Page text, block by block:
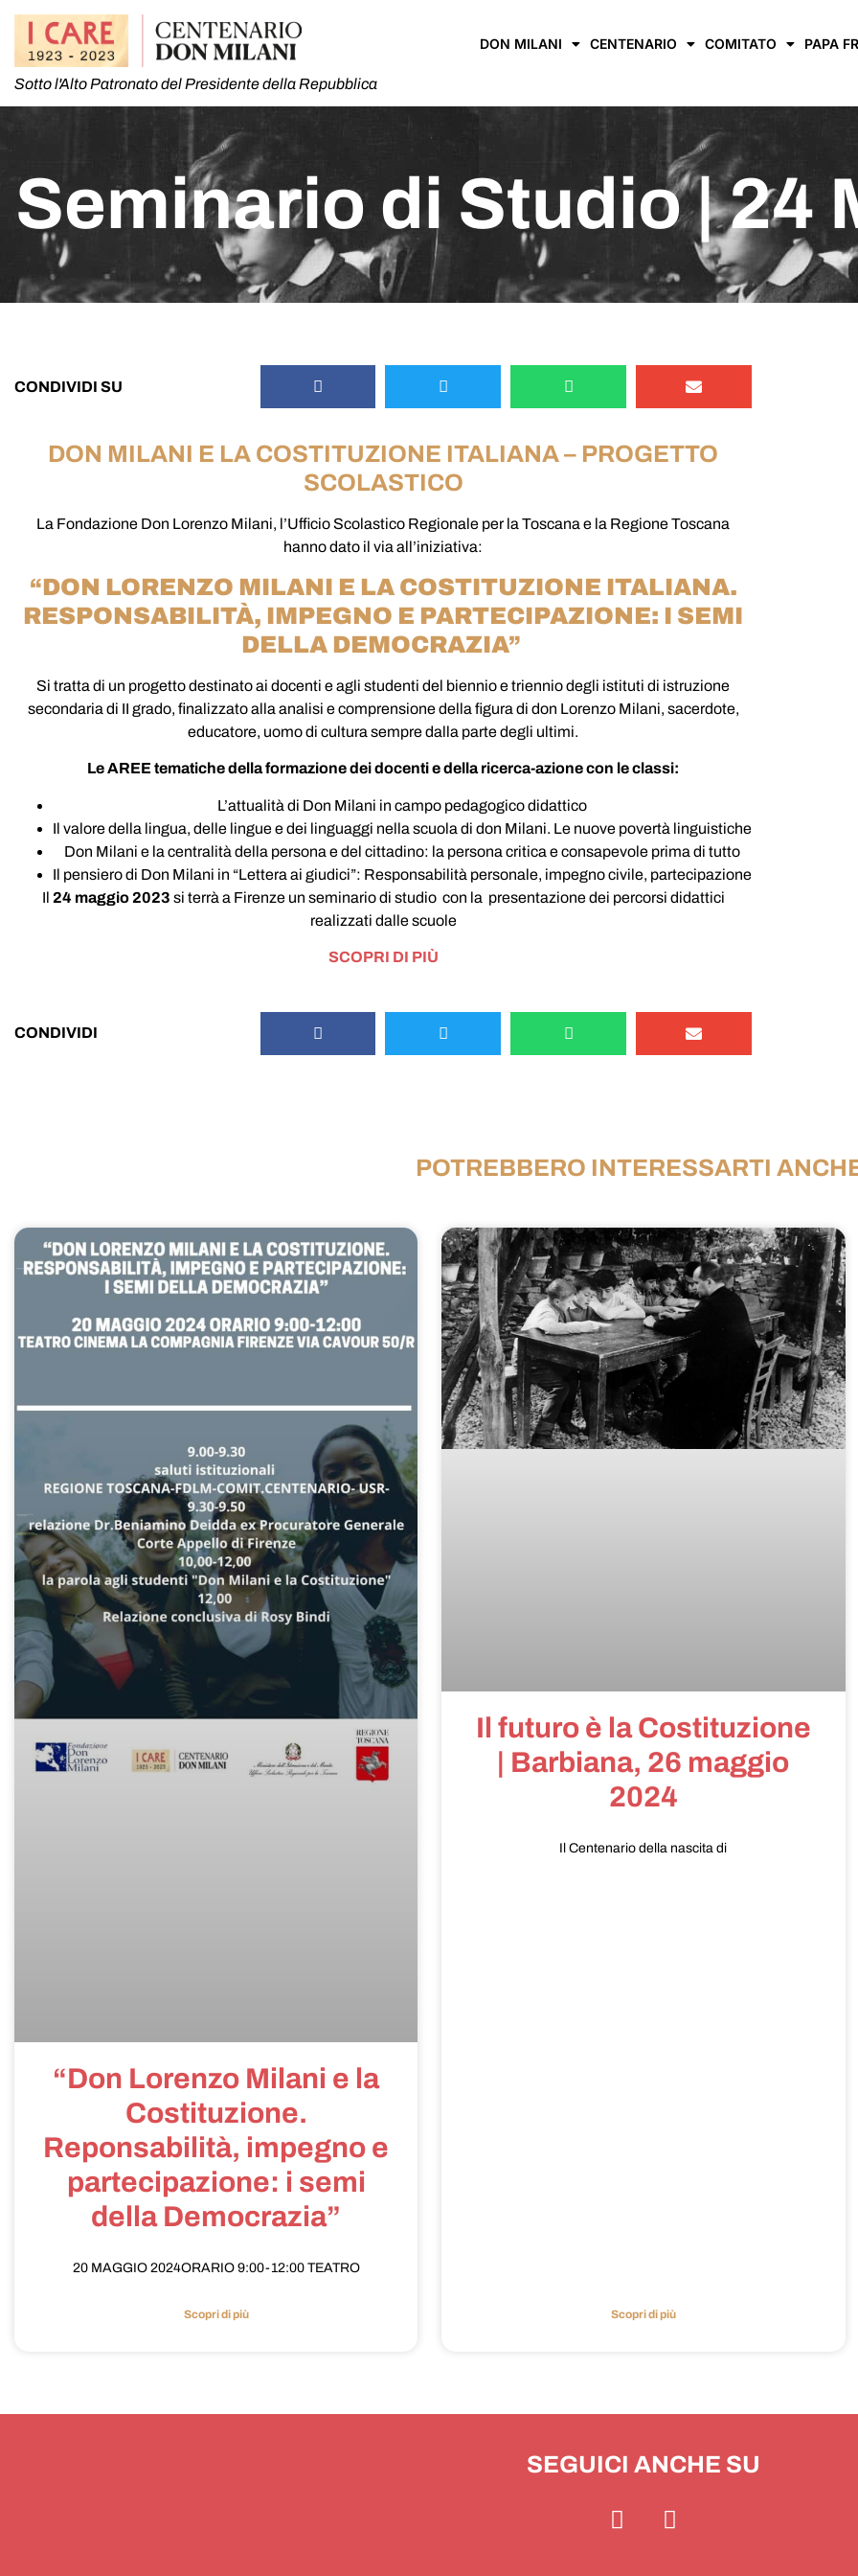
Sotto l'Alto Patronato del Presidente della Repubblica
DON MILANI CENTENARIO COMITATO PAPA
Seminario di Studio | 24
CONDIVIDI SU
DON MILANI E LA COSTITUZIONE ITALIANA – PROGETTO
SCOLASTICO
La Fondazione Don Lorenzo Milani, l’Ufficio Scolastico Regionale per la Toscana e la Regione Toscana
hanno dato il via all’iniziativa:
“DON LORENZO MILANI E LA COSTITUZIONE ITALIANA.
RESPONSABILITÀ, IMPEGNO E PARTECIPAZIONE: I SEMI
DELLA DEMOCRAZIA”
Si tratta di un progetto destinato ai docenti e agli studenti del biennio e triennio degli istituti di istruzione
secondaria di II grado, finalizzato alla analisi e comprensione della figura di don Lorenzo Milani, sacerdote,
educatore, uomo di cultura sempre dalla parte degli ultimi.
Le AREE tematiche della formazione dei docenti e della ricerca-azione con le classi:
L’attualità di Don Milani in campo pedagogico didattico
Il valore della lingua, delle lingue e dei linguaggi nella scuola di don Milani. Le nuove povertà linguistiche
Don Milani e la centralità della persona e del cittadino: la persona critica e consapevole prima di tutto
Il pensiero di Don Milani in “Lettera ai giudici”: Responsabilità personale, impegno civile, partecipazione
Il 24 maggio 2023 si terrà a Firenze un seminario di studio con la presentazione dei percorsi didattici
realizzati dalle scuole
SCOPRI DI PIÙ
CONDIVIDI
POTREBBERO INTERESSARTI
“Don Lorenzo Milani e la
Costituzione.
Reponsabilità, impegno e
partecipazione: i semi
della Democrazia”
20 MAGGIO 2024ORARIO 9:00-12:00 TEATRO
Scopri di più
Il futuro è la Costituzione
| Barbiana, 26 maggio
2024
Il Centenario della nascita di
Scopri di più
SEGUICI ANCHE SU